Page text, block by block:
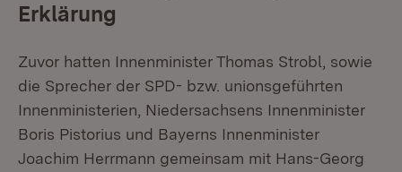
Erklärung
Zuvor hatten Innenminister Thomas Strobl, sowie
die Sprecher der SPD- bzw. unionsgeführten
Innenministerien, Niedersachsens Innenminister
Boris Pistorius und Bayerns Innenminister
Joachim Herrmann gemeinsam mit Hans-Georg